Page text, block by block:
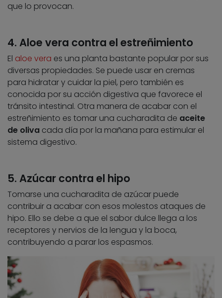
que lo provocan.
4. Aloe vera contra el estreñimiento
El aloe vera es una planta bastante popular por sus
diversas propiedades. Se puede usar en cremas
para hidratar y cuidar la piel, pero también es
conocida por su acción digestiva que favorece el
tránsito intestinal. Otra manera de acabar con el
estreñimiento es tomar una cucharadita de aceite
de oliva cada día por la mañana para estimular el
sistema digestivo.
5. Azúcar contra el hipo
Tomarse una cucharadita de azúcar puede
contribuir a acabar con esos molestos ataques de
hipo. Ello se debe a que el sabor dulce llega a los
receptores y nervios de la lengua y la boca,
contribuyendo a parar los espasmos.